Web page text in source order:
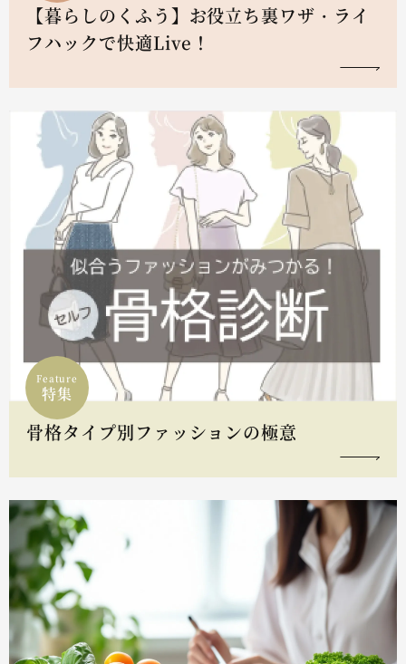
【暮らしのくふう】お役立ち裏ワザ・ライ
フハックで快適Live！
Feature
特集
骨格タイプ別ファッションの極意